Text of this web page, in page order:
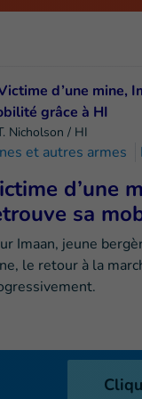
Nicholson / HI
et autres armes
d’une
sa
Imaan, jeune
le retour à la